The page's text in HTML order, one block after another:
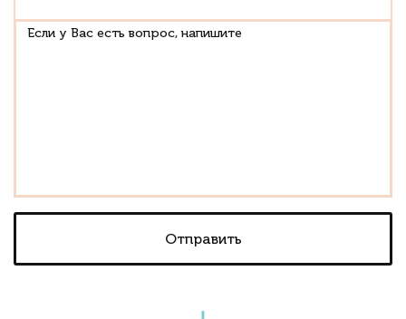
Если у Вас есть вопрос, напишите
Отправить